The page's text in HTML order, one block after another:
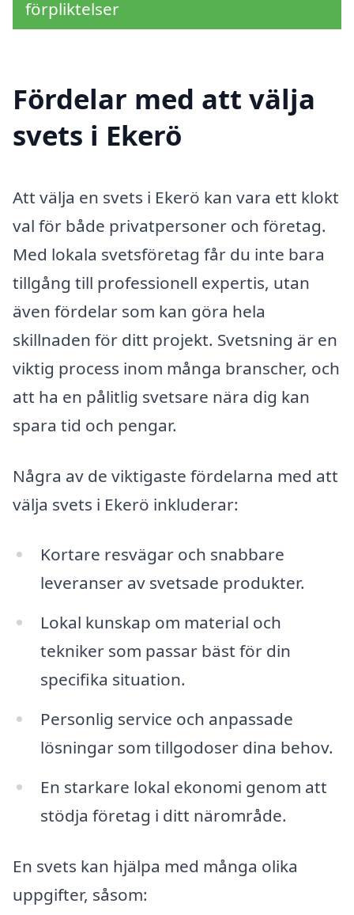
förpliktelser
Fördelar med att välja
svets i Ekerö
Att välja en svets i Ekerö kan vara ett klokt
val för både privatpersoner och företag.
Med lokala svetsföretag får du inte bara
tillgång till professionell expertis, utan
även fördelar som kan göra hela
skillnaden för ditt projekt. Svetsning är en
viktig process inom många branscher, och
att ha en pålitlig svetsare nära dig kan
spara tid och pengar.
Några av de viktigaste fördelarna med att
välja svets i Ekerö inkluderar:
Kortare resvägar och snabbare
leveranser av svetsade produkter.
Lokal kunskap om material och
tekniker som passar bäst för din
specifika situation.
Personlig service och anpassade
lösningar som tillgodoser dina behov.
En starkare lokal ekonomi genom att
stödja företag i ditt närområde.
En svets kan hjälpa med många olika
uppgifter, såsom: